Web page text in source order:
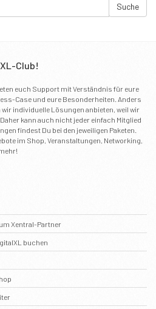
Club!
euch Support mit Verständnis für eure
Case und eure Besonderheiten. Anders
individuelle Lösungen anbieten, weil wir
kann auch nicht jeder einfach Mitglied
findest Du bei den jeweiligen Paketen.
im Shop, Veranstaltungen, Networking,
Xentral-Partner
buchen